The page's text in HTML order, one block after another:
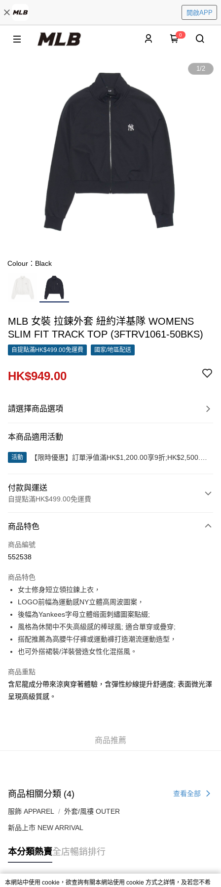
開啟APP
0
1/2
Colour：Black
MLB 女裝 拉鍊外套 紐約洋基隊 WOMENS
SLIM FIT TRACK TOP (3FTRV1061-50BKS)
自提點滿HK$499.00免運費 國家/地區配送
HK$949.00
請選擇商品選項
本商品適用活動
活動
【限時優惠】訂單淨值滿HK$1,200.00享9折;HK$2,500.00
付款與運送
自提點滿HK$499.00免運費
信用卡
Apple Pay
AlipayHK
WeChat Pay
送貨方式
付款後順豐合作便利店
商品特色
商品編號
552538
商品特色
女士修身短立領拉鍊上衣，
LOGO前幅為運動感NY立體高周波圖案，
後幅為Yankees字母立體缎面刺繡圖案點綴;
風格為休閒中不失高級感的棒球風; 適合單穿或疊穿;
搭配推薦為高腰牛仔褲或運動褲打造潮流運動造型，
也可外搭裙裝/洋裝營造女性化混搭風。
商品重點
含尼龍成分帶來涼爽穿著體驗，含彈性紗線提升舒適度; 表面微光澤
呈現高級質感。
商品推薦
商品相關分類 (4) 查看全部
服飾 APPAREL 外套/風褸 OUTER
新品上市 NEW ARRIVAL
本分類熱賣全店暢銷排行
本網站中使用 cookie，欲查詢有關本網站使用 cookie 方式之詳情，及若您不希